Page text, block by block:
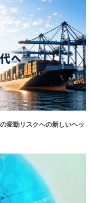
変動リスクへの新しいヘッ